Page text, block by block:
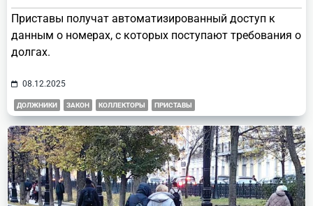
Приставы получат автоматизированный доступ к
данным о номерах, с которых поступают требования о
долгах.
08.12.2025
ДОЛЖНИКИ ЗАКОН КОЛЛЕКТОРЫ ПРИСТАВЫ